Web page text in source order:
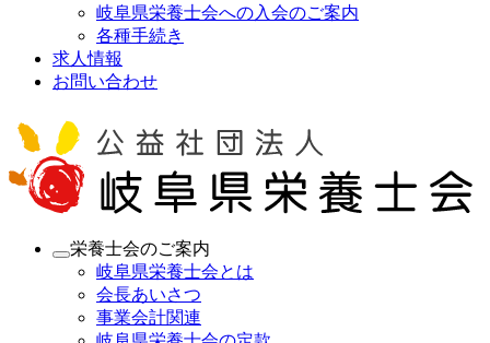
岐阜県栄養士会への入会のご案内
各種手続き
求人情報
お問い合わせ
栄養士会のご案内
岐阜県栄養士会とは
会長あいさつ
事業会計関連